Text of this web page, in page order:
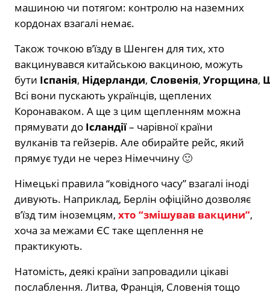
машиною чи потягом: контролю на наземних
кордонах взагалі немає.
Також точкою в’їзду в Шенген для тих, хто
вакцинувався китайською вакциною, можуть
бути Іспанія, Нідерланди, Словенія, Угорщина,
Всі вони пускають українців, щеплених
Коронаваком. А ще з цим щепленням можна
прямувати до Ісландії– чарівної країни
вулканів та гейзерів. Але обирайте рейс, який
прямує туди не через Німеччину 🙂
Німецькі правила “ковідного часу” взагалі іноді
дивують. Наприклад, Берлін офіційно дозволяє
в’їзд тим іноземцям, хто “змішував вакцини”,
хоча за межами ЄС таке щеплення не
практикують.
Натомість, деякі країни запровадили цікаві
послаблення. Литва, Франція, Словенія тощо